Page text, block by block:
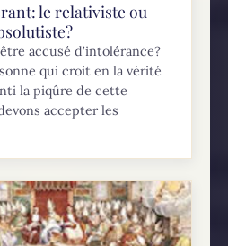
le relativiste ou
accusé d’intolérance?
qui croit en la vérité
la piqûre de cette
accepter les